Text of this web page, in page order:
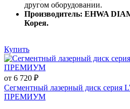
другом оборудовании.
Производитель: EHWA
Корея.
Купить
от 6 720 ₽
Сегментный лазерный диск серия
ПРЕМИУМ